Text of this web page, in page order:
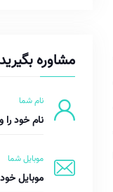
مشاوره بگیرید
نام شما
موبایل شما